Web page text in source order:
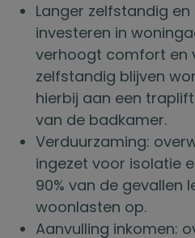
Langer zelfstandig
investeren in
verhoogt comfort en
zelfstandig blijven
hierbij aan een
van de badkamer.
Verduurzaming:
ingezet voor isolatie
90% van de gevallen
woonlasten op.
Aanvulling inkomen: